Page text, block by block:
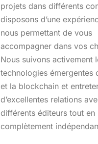
projets dans différents
disposons d’une
nous permettant de vous
accompagner dans vos
Nous suivons activement
technologies émergentes
et la blockchain et
d’excellentes relations
différents éditeurs tout en
complètement